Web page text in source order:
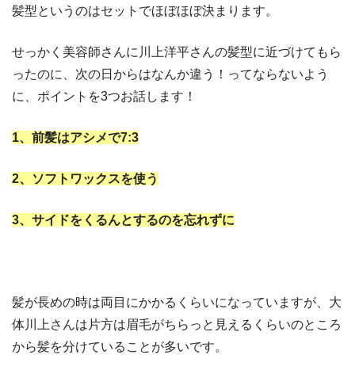
髪型というのはセットでほぼほぼ決まります。
せっかく美容師さんに川上洋平さんの髪型に近づけてもら
ったのに、次の日からはなんか違う！ってならないよう
に、ポイントを3つお話します！
1、前髪はアシメで7:3
2、ソフトワックスを使う
3、サイドをくるんとするのを忘れずに
髪が長めの時は両目にかかるくらいになっていますが、大
体川上さんは片方は眉毛がちらっと見えるくらいのところ
から髪を分けていることが多いです。